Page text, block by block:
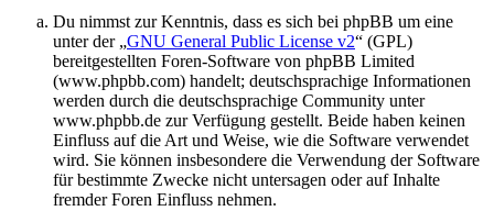
Du nimmst zur Kenntnis, dass es sich bei phpBB um eine
unter der „GNU General Public License v2“ (GPL)
bereitgestellten Foren-Software von phpBB Limited
(www.phpbb.com) handelt; deutschsprachige Informationen
werden durch die deutschsprachige Community unter
www.phpbb.de zur Verfügung gestellt. Beide haben keinen
Einfluss auf die Art und Weise, wie die Software verwendet
wird. Sie können insbesondere die Verwendung der Software
für bestimmte Zwecke nicht untersagen oder auf Inhalte
fremder Foren Einfluss nehmen.